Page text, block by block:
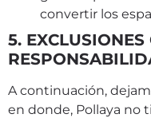
convertir los
5. EXCLUSIONES
A continuación,
en donde, Pollaya no